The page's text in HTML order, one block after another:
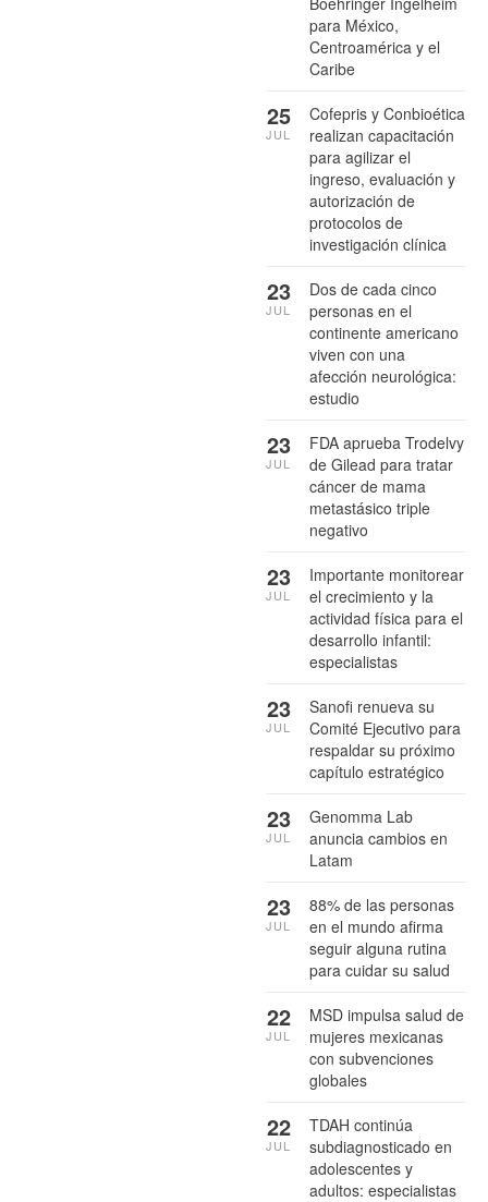
para México,
Centroamérica y el
Caribe
Cofepris y Conbioética
realizan capacitación
para agilizar el
ingreso, evaluación y
autorización de
protocolos de
investigación clínica
25
JUL
Dos de cada cinco
personas en el
continente americano
viven con una
afección neurológica:
estudio
23
JUL
FDA aprueba Trodelvy
de Gilead para tratar
cáncer de mama
metastásico triple
negativo
23
JUL
Importante monitorear
el crecimiento y la
actividad física para el
desarrollo infantil:
especialistas
23
JUL
Sanofi renueva su
Comité Ejecutivo para
respaldar su próximo
capítulo estratégico
23
JUL
Genomma Lab
anuncia cambios en
Latam
23
JUL
88% de las personas
en el mundo afirma
seguir alguna rutina
para cuidar su salud
23
JUL
MSD impulsa salud de
mujeres mexicanas
con subvenciones
globales
22
JUL
TDAH continúa
subdiagnosticado en
adolescentes y
adultos: especialistas
22
JUL